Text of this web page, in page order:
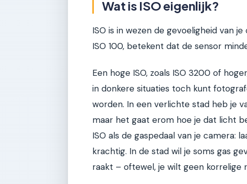
Wat is ISO eigenlijk?
ISO is in wezen de gevoeligheid van
ISO 100, betekent dat de sensor
Een hoge ISO, zoals ISO 3200 of
in donkere situaties toch kunt
worden. In een verlichte stad heb je
maar het gaat erom hoe je dat licht
ISO als de gaspedaal van je camera:
krachtig. In de stad wil je soms gas
raakt – oftewel, je wilt geen korrelige